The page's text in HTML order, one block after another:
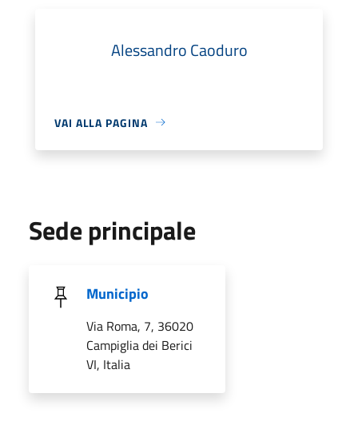
Alessandro Caoduro
VAI ALLA PAGINA
Sede principale
Municipio
Via Roma, 7, 36020
Campiglia dei Berici
VI, Italia